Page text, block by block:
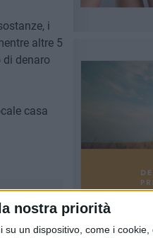
nostra priorità
su un dispositivo, come i cookie,
i
altre 5
denaro
casa